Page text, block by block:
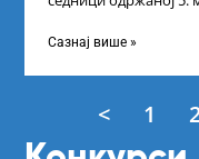
Сазнај више »
< 1